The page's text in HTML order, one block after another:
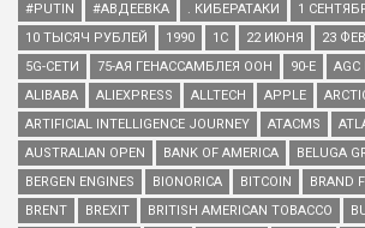
#PUTIN #АВДЕЕВКА . КИБЕРАТАКИ
1
10 ТЫСЯЧ РУБЛЕЙ
1990 1С 22 ИЮНЯ 23
5G-СЕТИ
75-АЯ ГЕНАССАМБЛЕЯ ООН 90-Е AGC
ALIBABA
ALIEXPRESS ALLTECH APPLE
ARTIFICIAL INTELLIGENCE JOURNEY
ATACMS
AUSTRALIAN OPEN
BANK OF AMERICA
BELUGA
BERGEN ENGINES
BIONORICA BITCOIN
BRAND
BRENT
BREXIT BRITISH AMERICAN TOBACCO